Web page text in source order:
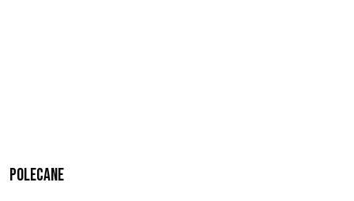
Polecane